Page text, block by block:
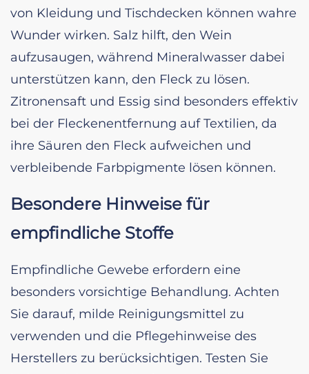
von Kleidung und Tischdecken können wahre
Wunder wirken. Salz hilft, den Wein
aufzusaugen, während Mineralwasser dabei
unterstützen kann, den Fleck zu lösen.
Zitronensaft und Essig sind besonders effektiv
bei der Fleckenentfernung auf Textilien, da
ihre Säuren den Fleck aufweichen und
verbleibende Farbpigmente lösen können.
Besondere Hinweise für
empfindliche Stoffe
Empfindliche Gewebe erfordern eine
besonders vorsichtige Behandlung. Achten
Sie darauf, milde Reinigungsmittel zu
verwenden und die Pflegehinweise des
Herstellers zu berücksichtigen. Testen Sie